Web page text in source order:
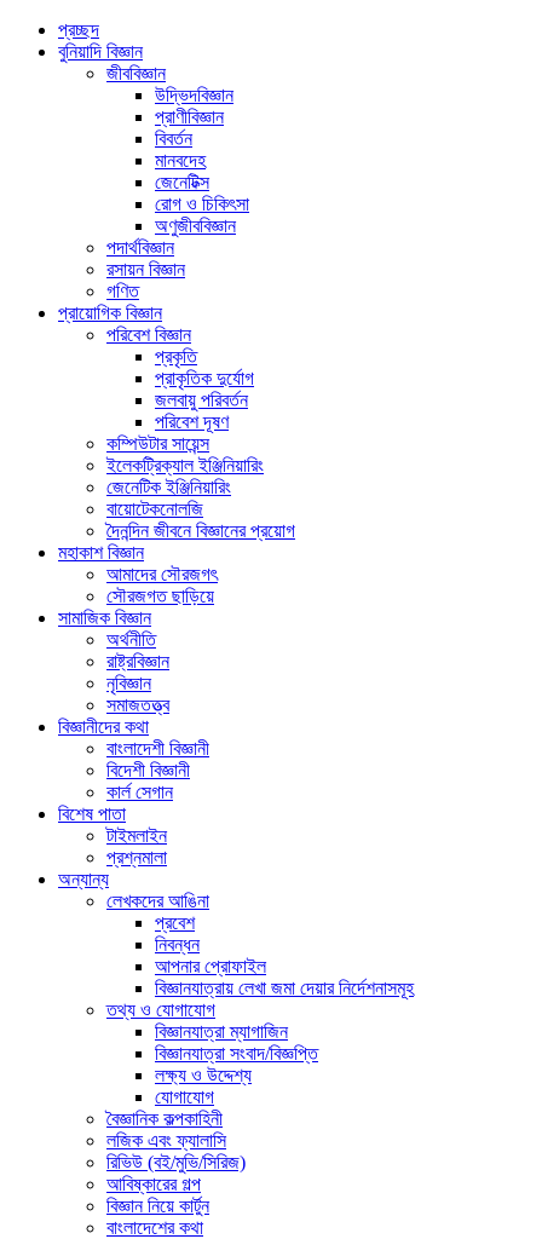
প্রচ্ছদ
বুনিয়াদি বিজ্ঞান
জীববিজ্ঞান
উদ্ভিদবিজ্ঞান
প্রাণীবিজ্ঞান
বিবর্তন
মানবদেহ
জেনেটিক্স
রোগ ও চিকিৎসা
অণুজীববিজ্ঞান
পদার্থবিজ্ঞান
রসায়ন বিজ্ঞান
গণিত
প্রায়োগিক বিজ্ঞান
পরিবেশ বিজ্ঞান
প্রকৃতি
প্রাকৃতিক দুর্যোগ
জলবায়ু পরিবর্তন
পরিবেশ দূষণ
কম্পিউটার সায়েন্স
ইলেকট্রিক্যাল ইঞ্জিনিয়ারিং
জেনেটিক ইঞ্জিনিয়ারিং
বায়োটেকনোলজি
দৈনন্দিন জীবনে বিজ্ঞানের প্রয়োগ
মহাকাশ বিজ্ঞান
আমাদের সৌরজগৎ
সৌরজগত ছাড়িয়ে
সামাজিক বিজ্ঞান
অর্থনীতি
রাষ্ট্রবিজ্ঞান
নৃবিজ্ঞান
সমাজতত্ত্ব
বিজ্ঞানীদের কথা
বাংলাদেশী বিজ্ঞানী
বিদেশী বিজ্ঞানী
কার্ল সেগান
বিশেষ পাতা
টাইমলাইন
প্রশ্নমালা
অন্যান্য
লেখকদের আঙিনা
প্রবেশ
নিবন্ধন
আপনার প্রোফাইল
বিজ্ঞানযাত্রায় লেখা জমা দেয়ার নির্দেশনাসমূহ
তথ্য ও যোগাযোগ
বিজ্ঞানযাত্রা ম্যাগাজিন
বিজ্ঞানযাত্রা সংবাদ/বিজ্ঞপ্তি
লক্ষ্য ও উদ্দেশ্য
যোগাযোগ
বৈজ্ঞানিক কল্পকাহিনী
লজিক এবং ফ্যালাসি
রিভিউ (বই/মুভি/সিরিজ)
আবিষ্কারের গল্প
বিজ্ঞান নিয়ে কার্টুন
বাংলাদেশের কথা